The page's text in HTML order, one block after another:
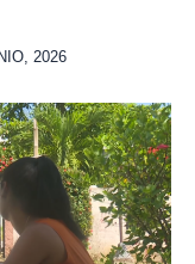
2026